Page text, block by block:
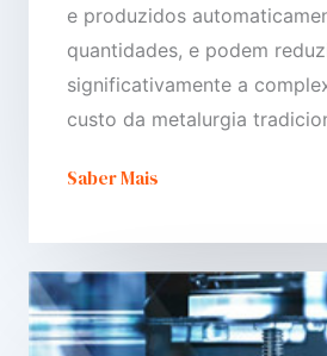
e produzidos
quantidades, e podem
significativamente a
custo da metalurgia
Saber Mais